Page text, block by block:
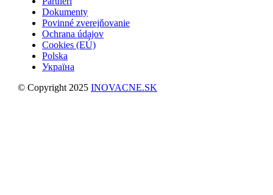
Dokumenty
Povinné zverejňovanie
Ochrana údajov
Cookies (EÚ)
Polska
Україна
© Copyright 2025 INOVACNE.SK